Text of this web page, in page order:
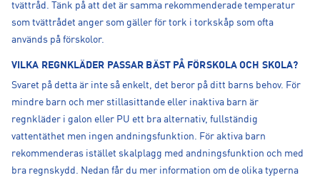
tvättråd. Tänk på att det är samma rekommenderade temperatur
som tvättrådet anger som gäller för tork i torkskåp som ofta
används på förskolor.
VILKA REGNKLÄDER PASSAR BÄST PÅ FÖRSKOLA OCH SKOLA?
Svaret på detta är inte så enkelt, det beror på ditt barns behov. För
mindre barn och mer stillasittande eller inaktiva barn är
regnkläder i galon eller PU ett bra alternativ, fullständig
vattentäthet men ingen andningsfunktion. För aktiva barn
rekommenderas istället skalplagg med andningsfunktion och med
bra regnskydd. Nedan får du mer information om de olika typerna